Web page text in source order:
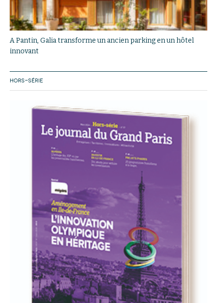
A Pantin, Galia transforme un ancien parking en un hôtel
innovant
HORS-SÉRIE